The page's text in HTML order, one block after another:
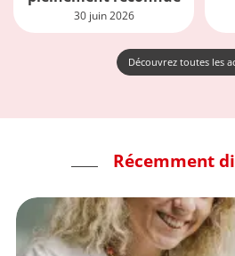
30 juin 2026
Découvrez toutes les
Récemment